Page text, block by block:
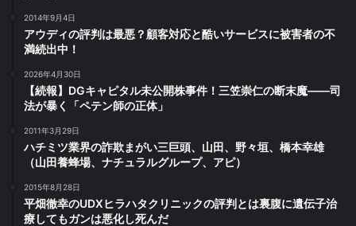
2014年9月4日
アウディの評判は最悪？顧客対応と酷いサービスに被害者の不
満続出中！
2026年4月30日
【続報】DGキャピタル未公開株事件！三笠崇仁の断末魔――司
法が暴く「ペテン師の正体」
2011年3月29日
ハチミツ業界の詐欺まがい三巨頭、山田、野々垣、橋本幸雄
（山田養蜂場、ナチュラルグループ、アピ）
2015年8月28日
平畑徹幸のUDXヒラハタクリニックの評判とは裏腹に遺伝子治
療してもガンは悪化し死んだ